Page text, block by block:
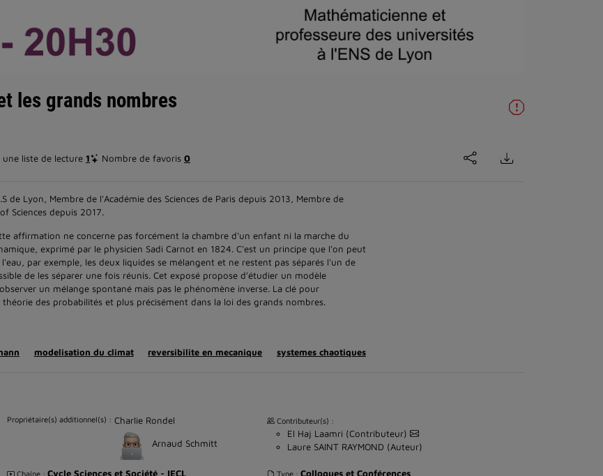
les grands nombres
une liste de lecture 1 Nombre de favoris 0
de Lyon, Membre de l'Académie des Sciences de Paris depuis 2013, Membre de
Sciences depuis 2017.
affirmation ne concerne pas forcément la chambre d'un enfant ni la marche du
exprimé par le physicien Sadi Carnot en 1824. C'est un principe que l'on peut
par exemple, les deux liquides se mélangent et ne restent pas séparés l'un de
de les séparer une fois réunis. Cet exposé propose d'étudier un modèle
un mélange spontané mais pas le phénomène inverse. La clé pour
des probabilités et plus précisément dans la loi des grands nombres.
modelisation du climat reversibilite en mecanique systemes chaotiques
Propriétaire(s) additionnel(s) : Charlie Rondel
Arnaud Schmitt
Contributeur(s) :
El Haj Laamri (Contributeur)
Laure SAINT RAYMOND (Auteur)
Chaîne :Cycle Sciences et Société - IECL Type : Colloques et Conférences